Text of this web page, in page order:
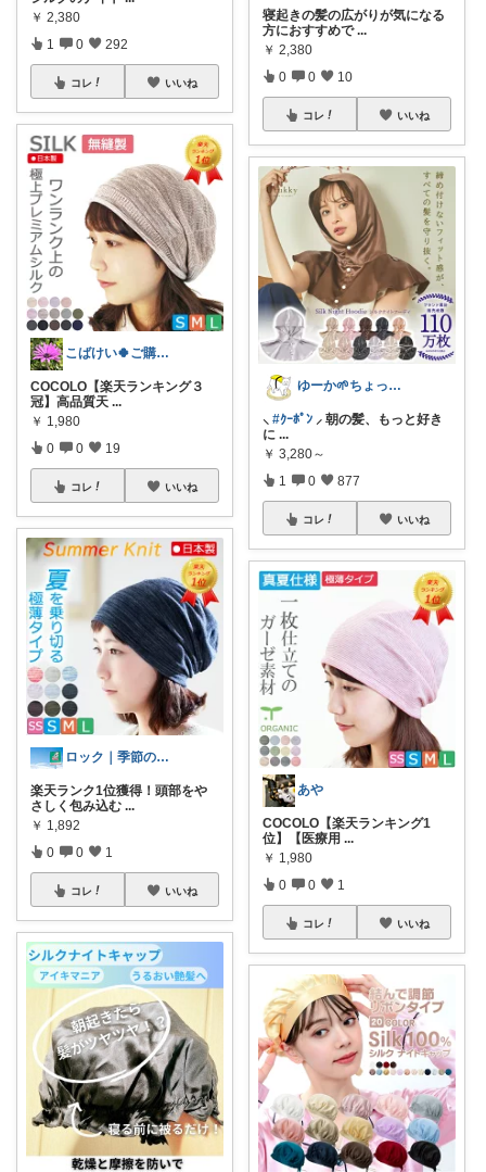
￥ 2,380
1 0 292
コレ いいね
こばけい🍀ご購入感謝✨
COCOLO【楽天ランキング３
冠】高品質天 ...
￥ 1,980
0 0 19
コレ いいね
ロック｜季節のおすすめグッズを届けたい~
楽天ランク1位獲得！頭部をや
さしく包み込む ...
￥ 1,892
0 0 1
コレ いいね
寝起きの髪の広がりが気になる
方におすすめで ...
￥ 2,380
0 0 10
コレ いいね
ゆーか🌱ちょっと気分が整う暮らし集め
⸜ #ｸｰﾎﾟﾝ ⸝ 朝の髪、もっと好き
に ...
￥ 3,280～
1 0 877
コレ いいね
あや
COCOLO【楽天ランキング1
位】【医療用 ...
￥ 1,980
0 0 1
コレ いいね